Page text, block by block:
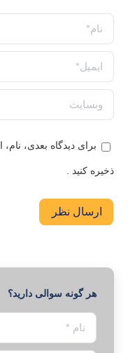
نام *
ایمیل *
وبسایت
برای دیدگاه بعدی،
ذخیره کنید .
ارسال نظر
هر گونه سوالی دارید؟
نام *